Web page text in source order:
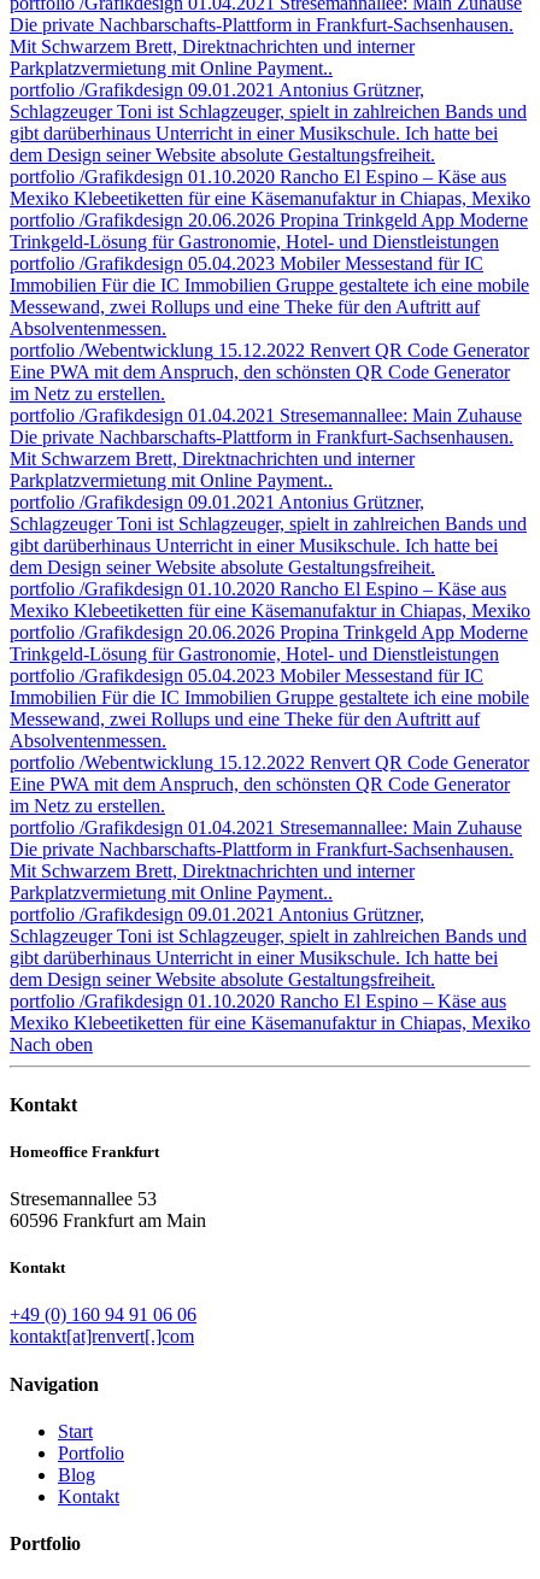
Die private Nachbarschafts-Plattform in Frankfurt-Sachsenhausen.
Mit Schwarzem Brett, Direktnachrichten und interner
Parkplatzvermietung mit Online Payment..
portfolio /Grafikdesign 09.01.2021 Antonius Grützner,
Schlagzeuger Toni ist Schlagzeuger, spielt in zahlreichen Bands und
gibt darüberhinaus Unterricht in einer Musikschule. Ich hatte bei
dem Design seiner Website absolute Gestaltungsfreiheit.
portfolio /Grafikdesign 01.10.2020 Rancho El Espino – Käse aus
Mexiko Klebeetiketten für eine Käsemanufaktur in Chiapas, Mexiko
portfolio /Grafikdesign 20.06.2026 Propina Trinkgeld App Moderne
Trinkgeld-Lösung für Gastronomie, Hotel- und Dienstleistungen
portfolio /Grafikdesign 05.04.2023 Mobiler Messestand für IC
Immobilien Für die IC Immobilien Gruppe gestaltete ich eine mobile
Messewand, zwei Rollups und eine Theke für den Auftritt auf
Absolventenmessen.
portfolio /Webentwicklung 15.12.2022 Renvert QR Code Generator
Eine PWA mit dem Anspruch, den schönsten QR Code Generator
im Netz zu erstellen.
portfolio /Grafikdesign 01.04.2021 Stresemannallee: Main Zuhause
Die private Nachbarschafts-Plattform in Frankfurt-Sachsenhausen.
Mit Schwarzem Brett, Direktnachrichten und interner
Parkplatzvermietung mit Online Payment..
portfolio /Grafikdesign 09.01.2021 Antonius Grützner,
Schlagzeuger Toni ist Schlagzeuger, spielt in zahlreichen Bands und
gibt darüberhinaus Unterricht in einer Musikschule. Ich hatte bei
dem Design seiner Website absolute Gestaltungsfreiheit.
portfolio /Grafikdesign 01.10.2020 Rancho El Espino – Käse aus
Mexiko Klebeetiketten für eine Käsemanufaktur in Chiapas, Mexiko
portfolio /Grafikdesign 20.06.2026 Propina Trinkgeld App Moderne
Trinkgeld-Lösung für Gastronomie, Hotel- und Dienstleistungen
portfolio /Grafikdesign 05.04.2023 Mobiler Messestand für IC
Immobilien Für die IC Immobilien Gruppe gestaltete ich eine mobile
Messewand, zwei Rollups und eine Theke für den Auftritt auf
Absolventenmessen.
portfolio /Webentwicklung 15.12.2022 Renvert QR Code Generator
Eine PWA mit dem Anspruch, den schönsten QR Code Generator
im Netz zu erstellen.
portfolio /Grafikdesign 01.04.2021 Stresemannallee: Main Zuhause
Die private Nachbarschafts-Plattform in Frankfurt-Sachsenhausen.
Mit Schwarzem Brett, Direktnachrichten und interner
Parkplatzvermietung mit Online Payment..
portfolio /Grafikdesign 09.01.2021 Antonius Grützner,
Schlagzeuger Toni ist Schlagzeuger, spielt in zahlreichen Bands und
gibt darüberhinaus Unterricht in einer Musikschule. Ich hatte bei
dem Design seiner Website absolute Gestaltungsfreiheit.
portfolio /Grafikdesign 01.10.2020 Rancho El Espino – Käse aus
Mexiko Klebeetiketten für eine Käsemanufaktur in Chiapas, Mexiko
Nach oben
Kontakt
Homeoffice Frankfurt
Stresemannallee 53
60596 Frankfurt am Main
Kontakt
+49 (0) 160 94 91 06 06
kontakt[at]renvert[.]com
Navigation
Start
Portfolio
Blog
Kontakt
Portfolio